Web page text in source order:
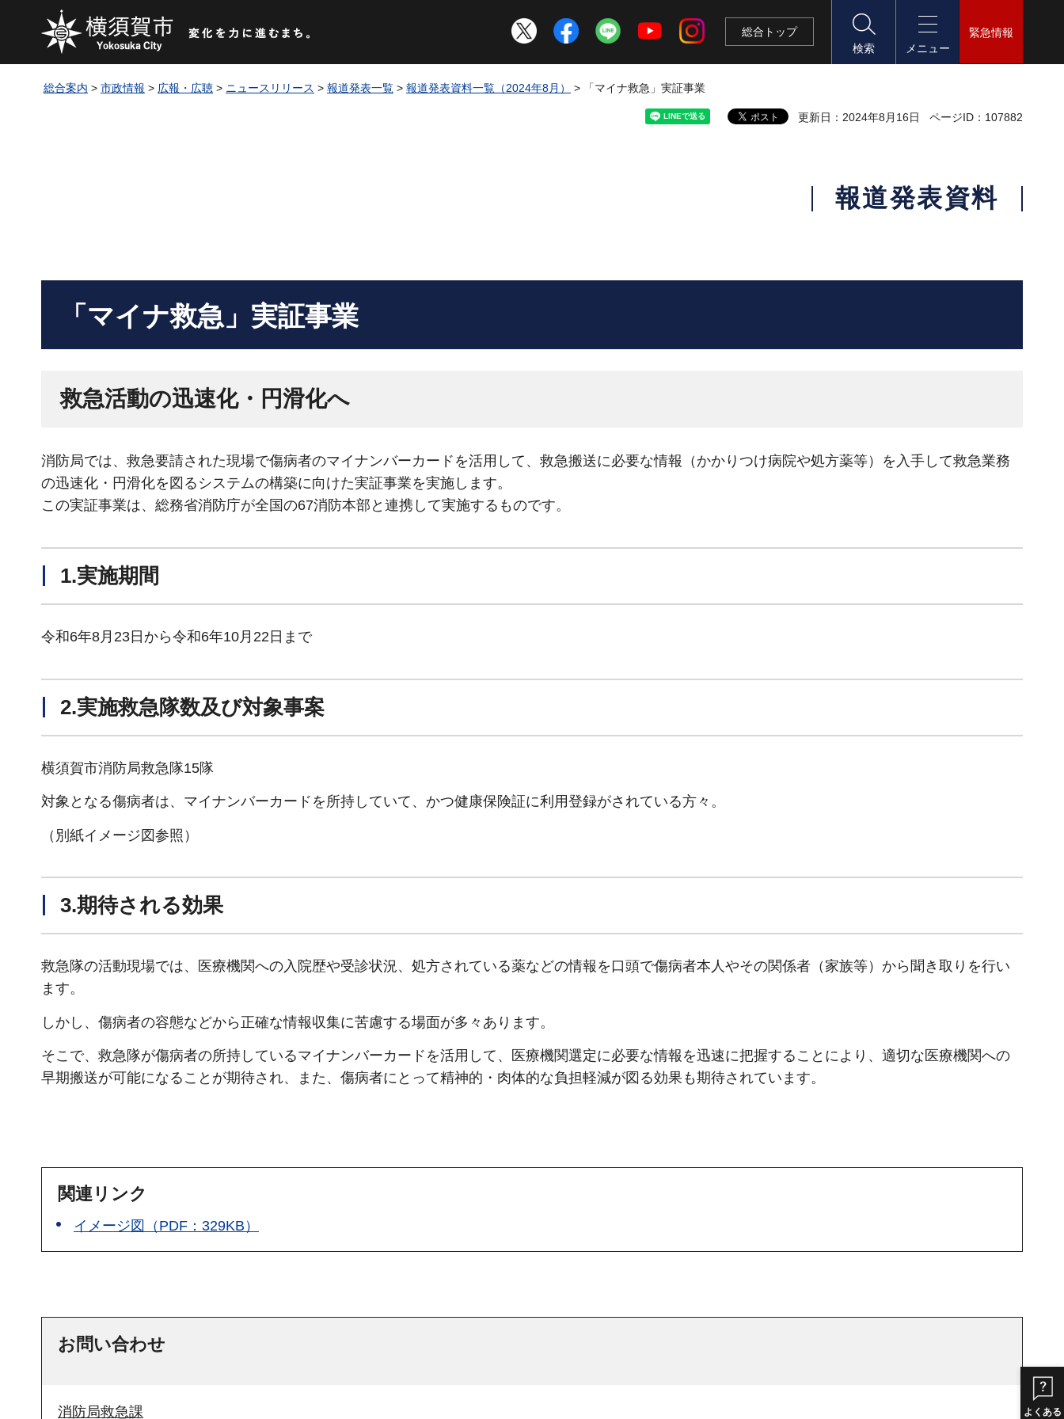
総合 トップ
検索
メニュー
緊急情報
よくある
総合案内 > 市政情報 > 広報・広聴 > ニュースリリース > 報道発表一覧 > 報道発表資料一覧（2024年8月） > 「マイナ救急」実証事業
更新日：2024年8月16日 ページID：107882
報道発表資料
「マイナ救急」実証事業
救急活動の迅速化・円滑化へ
消防局では、救急要請された現場で傷病者のマイナンバーカードを活用して、救急搬送に必要な情報（かかりつけ病院や処方薬等）を入手して救急業務
の迅速化・円滑化を図るシステムの構築に向けた実証事業を実施します。
この実証事業は、総務省消防庁が全国の67消防本部と連携して実施するものです。
1.実施期間
令和6年8月23日から令和6年10月22日まで
2.実施救急隊数及び対象事案
横須賀市消防局救急隊15隊
対象となる傷病者は、マイナンバーカードを所持していて、かつ健康保険証に利用登録がされている方々。
（別紙イメージ図参照）
3.期待される効果
救急隊の活動現場では、医療機関への入院歴や受診状況、処方されている薬などの情報を口頭で傷病者本人やその関係者（家族等）から聞き取りを行い
ます。
しかし、傷病者の容態などから正確な情報収集に苦慮する場面が多々あります。
そこで、救急隊が傷病者の所持しているマイナンバーカードを活用して、医療機関選定に必要な情報を迅速に把握することにより、適切な医療機関への
早期搬送が可能になることが期待され、また、傷病者にとって精神的・肉体的な負担軽減が図る効果も期待されています。
関連リンク
イメージ図（PDF：329KB）
お問い合わせ
消防局救急課